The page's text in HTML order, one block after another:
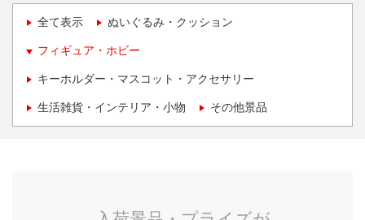
全て表示 ぬいぐるみ・クッション
フィギュア・ホビー
キーホルダー・マスコット・アクセサリー
生活雑貨・インテリア・小物 その他景品